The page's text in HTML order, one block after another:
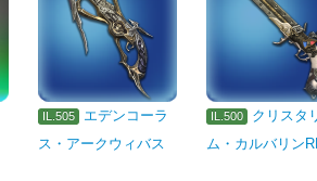
IL.505
エデンコーラ
ス・アークウィバス
IL.500
クリスタ
ム・カルバリン